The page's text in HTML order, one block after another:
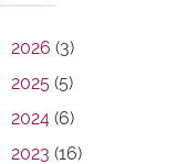
2026 (3)
2025 (5)
2024 (6)
2023 (16)